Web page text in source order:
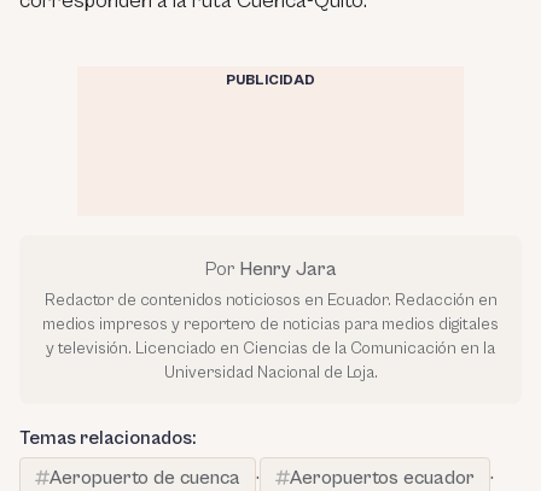
PUBLICIDAD
Por Henry Jara
Redactor de contenidos noticiosos en Ecuador. Redacción en
medios impresos y reportero de noticias para medios digitales
y televisión. Licenciado en Ciencias de la Comunicación en la
Universidad Nacional de Loja.
Temas relacionados:
Aeropuerto de cuenca
· Aeropuertos ecuador
·